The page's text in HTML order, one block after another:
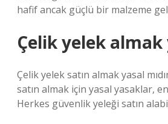
hafif ancak güçlü bir malzeme
Çelik yelek almak
Çelik yelek satın almak yasal
satın almak için yasal yasaklar,
Herkes güvenlik yeleği satın